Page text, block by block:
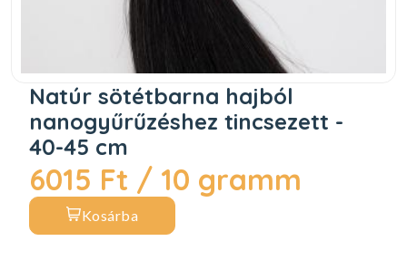
Natúr sötétbarna hajból
nanogyűrűzéshez tincsezett -
40-45 cm
6015 Ft / 10 gramm
Kosárba